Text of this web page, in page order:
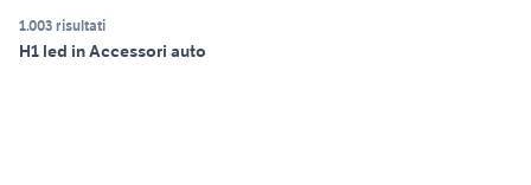
1.003 risultati
H1 led in Accessori auto